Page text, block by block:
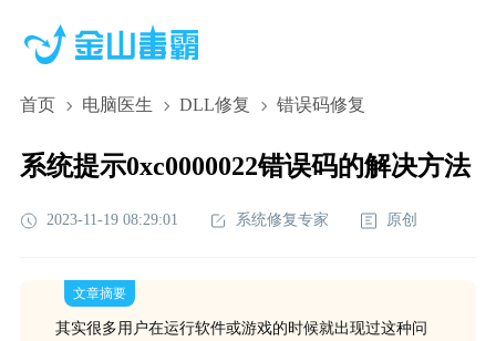
首页 电脑医生 DLL修复 错误码修复
系统提示0xc0000022错误码的解决方法
2023-11-19 08:29:01 系统修复专家 原创
文章摘要
其实很多用户在运行软件或游戏的时候就出现过这种问